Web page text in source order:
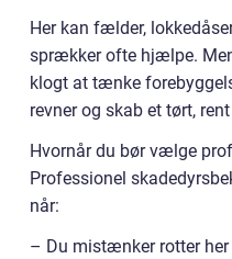
Her kan fælder,
sprækker ofte hjælpe.
klogt at tænke
revner og skab et tørt,
Hvornår du bør vælge
Professionel
når:
– Du mistænker rotter